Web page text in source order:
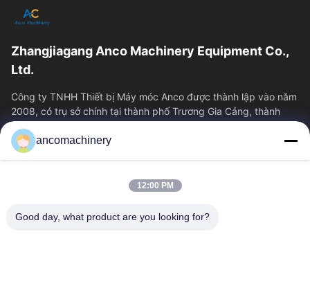
Zhangjiagang Anco Machinery Equipment Co.,
Ltd.
Công ty TNHH Thiết bị Máy móc Anco được thành lập vào năm
2008, có trụ sở chính tại thành phố Trương Gia Cảng, thành
phố Tô Châu, tỉnh Giang Tô....
Liên Kết Nhanh
Về Chúng Tôi
Tham Quan Nhà Máy
Kiểm Soát Chất Lượng
ancomachinery
12:00 PM
Good day, what product are you looking for?